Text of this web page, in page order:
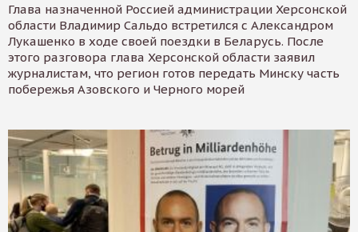
Глава назначенной Россией администрации Херсонской
области Владимир Сальдо встретился с Александром
Лукашенко в ходе своей поездки в Беларусь. После
этого разговора глава Херсонской области заявил
журналистам, что регион готов передать Минску часть
побережья Азовского и Черного морей